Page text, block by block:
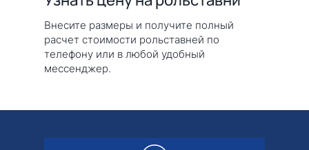
Внесите размеры и получите полный
расчет стоимости рольставней по
телефону или в любой удобный
мессенджер.